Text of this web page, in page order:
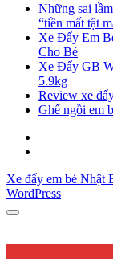
Những sai
“tiền mất tật
Xe Đẩy Em
Cho Bé
Xe Đẩy GB
5.9kg
Review xe
Ghế ngồi em
Xe đẩy em bé Nhật
WordPress
Go